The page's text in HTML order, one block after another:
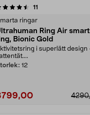
11
ringar
Ring Air smart
Bionic Gold
i superlätt design
12
5.0 av 5 stjärnor